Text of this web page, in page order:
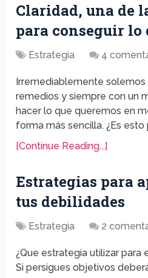
Claridad, una de
para conseguir lo
Estrategia 4
Irremediablemente solemos
remedios y siempre con un
hacer lo que queremos en
forma más sencilla. ¿Es esto
[Continue Reading...]
Estrategias para
tus debilidades
Estrategia 2
¿Que estrategia utilizar para
Si persigues objetivos